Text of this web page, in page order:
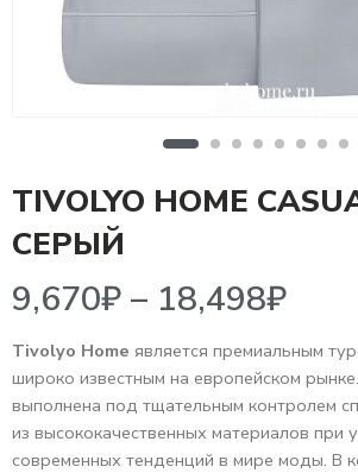
TIVOLYO HOME
СЕРЫЙ
9,670₽–
Tivolyo Home является премиальным
широко известным на европейском
выполнена под тщательным контролем
из высококачественных материалов при
современных тенденций в мире моды. В